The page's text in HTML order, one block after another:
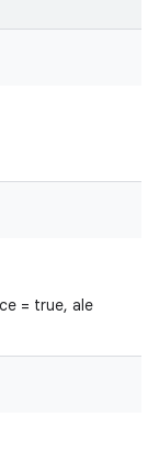
= true, ale